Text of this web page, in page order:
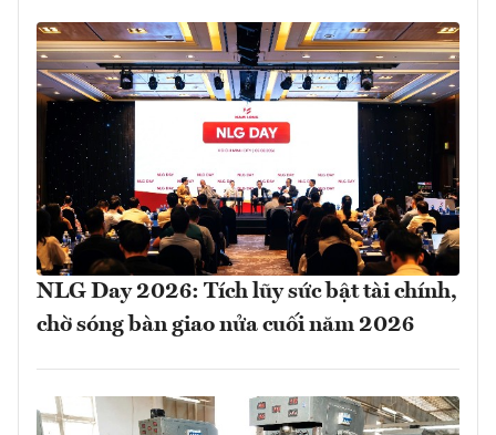
NLG Day 2026: Tích lũy sức bật tài chính,
chờ sóng bàn giao nửa cuối năm 2026